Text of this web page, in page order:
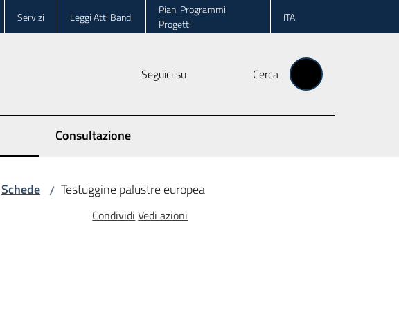
Servizi Leggi Atti Bandi
Piani Programmi
Progetti
ITA
Seguici su Cerca
Consultazione
Schede / Testuggine palustre europea
Condividi Vedi azioni